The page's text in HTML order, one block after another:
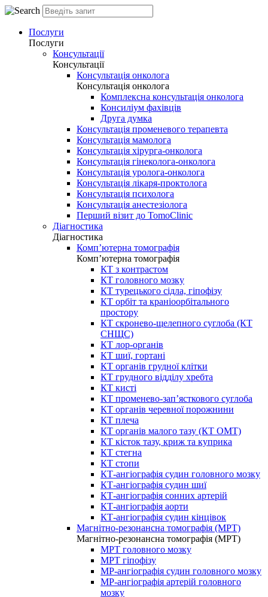
Послуги
Послуги
Консультації
Консультації
Консультація онколога
Консультація онколога
Комплексна консультація онколога
Консиліум фахівців
Друга думка
Консультація променевого терапевта
Консультація мамолога
Консультація хірурга-онколога
Консультація гінеколога-онколога
Консультація уролога-онколога
Консультація лікаря-проктолога
Консультація психолога
Консультація анестезіолога
Перший візит до TomoClinic
Діагностика
Діагностика
Комп’ютерна томографія
Комп’ютерна томографія
КТ з контрастом
КТ головного мозку
КТ турецького сідла, гіпофізу
КТ орбіт та краніоорбітального
простору
КТ скронево-щелепного суглоба (КТ
СНЩС)
КТ лор-органів
КТ шиї, гортані
КТ органів грудної клітки
КТ грудного відділу хребта
КТ кисті
КТ променево-зап’ясткового суглоба
КТ органів черевної порожнини
КТ плеча
КТ органів малого тазу (КТ ОМТ)
КТ кісток тазу, криж та куприка
КТ стегна
КТ стопи
КТ-ангіографія судин головного мозку
КТ-ангіографія судин шиї
КТ-ангіографія сонних артерій
КТ-ангіографія аорти
КТ-ангіографія судин кінцівок
Магнітно-резонансна томографія (МРТ)
Магнітно-резонансна томографія (МРТ)
МРТ головного мозку
МРТ гіпофізу
МР-ангіографія судин головного мозку
МР-ангіографія артерій головного
мозку